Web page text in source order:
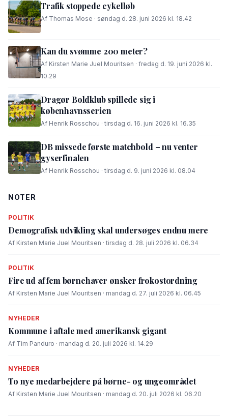
Trafik stoppede cykelløb
Af Thomas Mose · søndag d. 28. juni 2026 kl. 18.42
Kan du svømme 200 meter?
Af Kirsten Marie Juel Mouritsen · fredag d. 19. juni 2026 kl.
10.29
Dragør Boldklub spillede sig i
københavnsserien
Af Henrik Rosschou · tirsdag d. 16. juni 2026 kl. 16.35
DB missede første matchbold – nu venter
gyserfinalen
Af Henrik Rosschou · tirsdag d. 9. juni 2026 kl. 08.04
NOTER
POLITIK
Demografisk udvikling skal undersøges endnu mere
Af Kirsten Marie Juel Mouritsen · tirsdag d. 28. juli 2026 kl. 06.34
POLITIK
Fire ud af fem børnehaver ønsker frokostordning
Af Kirsten Marie Juel Mouritsen · mandag d. 27. juli 2026 kl. 06.45
NYHEDER
Kommune i aftale med amerikansk gigant
Af Tim Panduro · mandag d. 20. juli 2026 kl. 14.29
NYHEDER
To nye medarbejdere på børne- og ungeområdet
Af Kirsten Marie Juel Mouritsen · mandag d. 20. juli 2026 kl. 06.20